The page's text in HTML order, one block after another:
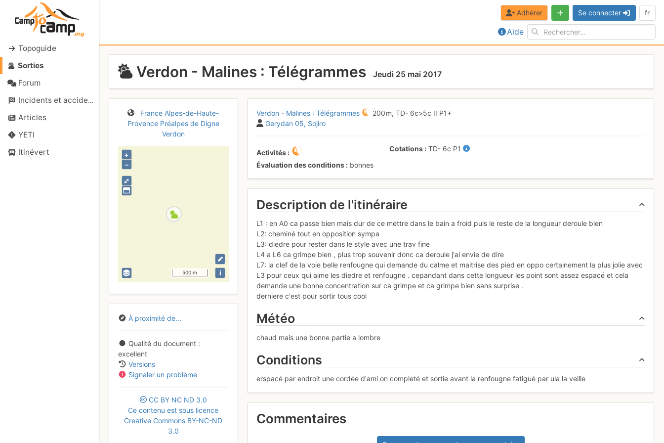
Topoguide
Sorties
Forum
Incidents et accidents
Articles
YETI
Itinévert
Aide
Adhérer Se connecter fr
Verdon - Malines : Télégrammes Jeudi 25 mai 2017
France Alpes-de-Haute-
Provence Préalpes de Digne
Verdon
⤢
+
–
500 m i
À proximité de...
Qualité du document
excellent
Versions
Signaler un problème
CC BY NC ND 3.0
Ce contenu est sous licence
Creative Commons BY-NC-ND
3.0
Verdon - Malines : Télégrammes 200 m,TD- 6c>5c II P1+
Gerydan 05 Sojiro
Activités
Évaluation des conditions
bonnes
Cotations TD- 6c P1
Description de l'itinéraire
L1 : en A0 ca passe bien mais dur de ce mettre dans le bain a froid puis le reste de la longueur deroule bien
L2: cheminé tout en opposition sympa
L3: diedre pour rester dans le style avec une trav fine
L4 a L6 ca grimpe bien , plus trop souvenir donc ca deroule j'ai envie de dire
L7: la clef de la voie belle renfougne qui demande du calme et maitrise des pied en oppo certainement la plus jolie avec
L3 pour ceux qui aime les diedre et renfougne . cepandant dans cette longueur les point sont assez espacé et cela
demande une bonne concentration sur ca grimpe et ca grimpe bien sans surprise .
derniere c'est pour sortir tous cool
Météo
chaud mais une bonne partie a lombre
Conditions
erspacé par endroit une cordée d'ami on completé et sortie avant la renfougne fatigué par ula la veille
Commentaires